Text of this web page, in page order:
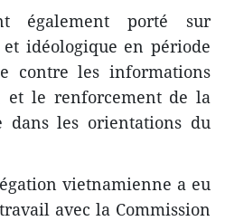
également porté sur
idéologique en période
contre les informations
et le renforcement de la
dans les orientations du
vietnamienne a eu
avec la Commission